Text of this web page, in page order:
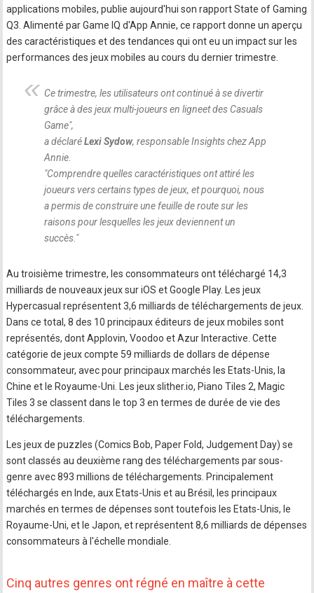
applications mobiles, publie aujourd'hui son rapport State of Gaming
Q3. Alimenté par Game IQ d'App Annie, ce rapport donne un aperçu
des caractéristiques et des tendances qui ont eu un impact sur les
performances des jeux mobiles au cours du dernier trimestre.
Ce trimestre, les utilisateurs ont continué à se divertir
grâce à des jeux multi-joueurs en ligneet des Casuals
Game",
a déclaréLexi Sydow, responsable Insights chez App
Annie.
"Comprendre quelles caractéristiques ont attiré les
joueurs vers certains types de jeux, et pourquoi, nous
a permis de construire une feuille de route sur les
raisons pour lesquelles les jeux deviennent un
succès."
Au troisième trimestre, les consommateurs ont téléchargé 14,3
milliards de nouveaux jeux sur iOS et Google Play. Les jeux
Hypercasual représentent 3,6 milliards de téléchargements de jeux.
Dans ce total, 8 des 10 principaux éditeurs de jeux mobiles sont
représentés, dont Applovin, Voodoo et Azur Interactive. Cette
catégorie de jeux compte 59 milliards de dollars de dépense
consommateur, avec pour principaux marchés les Etats-Unis, la
Chine et le Royaume-Uni. Les jeux slither.io, Piano Tiles 2, Magic
Tiles 3 se classent dans le top 3 en termes de durée de vie des
téléchargements.
Les jeux de puzzles (Comics Bob, Paper Fold, Judgement Day) se
sont classés au deuxième rang des téléchargements par sous-
genre avec 893 millions de téléchargements. Principalement
téléchargés en Inde, aux Etats-Unis et au Brésil, les principaux
marchés en termes de dépenses sont toutefois les Etats-Unis, le
Royaume-Uni, et le Japon, et représentent 8,6 milliards de dépenses
consommateurs à l'échelle mondiale.
Cinq autres genres ont régné en maître à cette